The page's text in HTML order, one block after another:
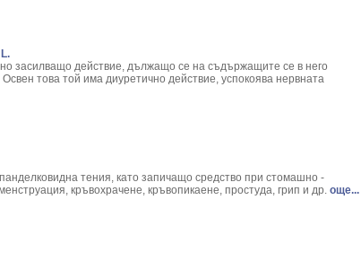
Spicata L.
- Epilobium Parviflorum L.
Quercus L.
aurea
L.
засилващо действие, дължащо се на съдържащите се в него
това той има диуретично действие, успокоява нервната
тения, като запичащо средство при стомашно -
кръвохрачене, кръвопикаене, простуда, грип и др. още...